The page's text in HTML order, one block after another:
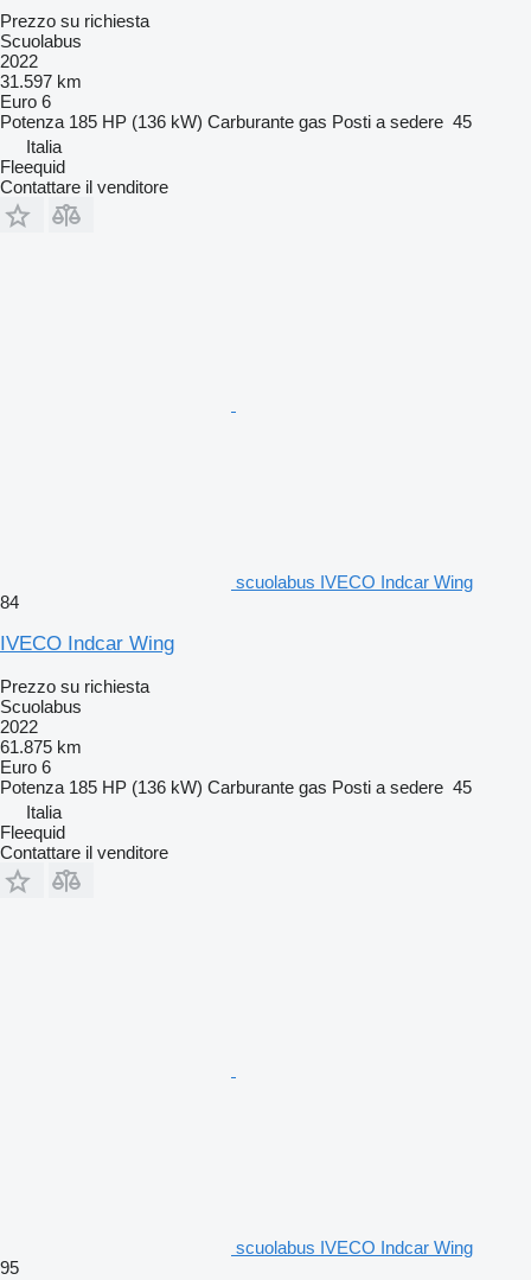
Prezzo su richiesta
Scuolabus
2022
31.597 km
Euro 6
Potenza 185 HP (136 kW) Carburante gas Posti a sedere 45
Italia
Fleequid
Contattare il venditore
scuolabus IVECO Indcar Wing
84
IVECO Indcar Wing
Prezzo su richiesta
Scuolabus
2022
61.875 km
Euro 6
Potenza 185 HP (136 kW) Carburante gas Posti a sedere 45
Italia
Fleequid
Contattare il venditore
scuolabus IVECO Indcar Wing
95